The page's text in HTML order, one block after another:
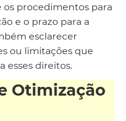
os procedimentos para
e o prazo para a
esclarecer
ou limitações que
esses direitos.
Otimização